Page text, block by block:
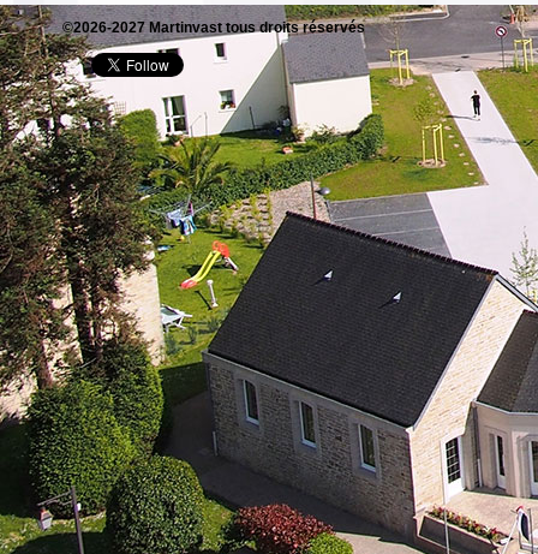
©2026-2027 Martinvast tous droits réservés